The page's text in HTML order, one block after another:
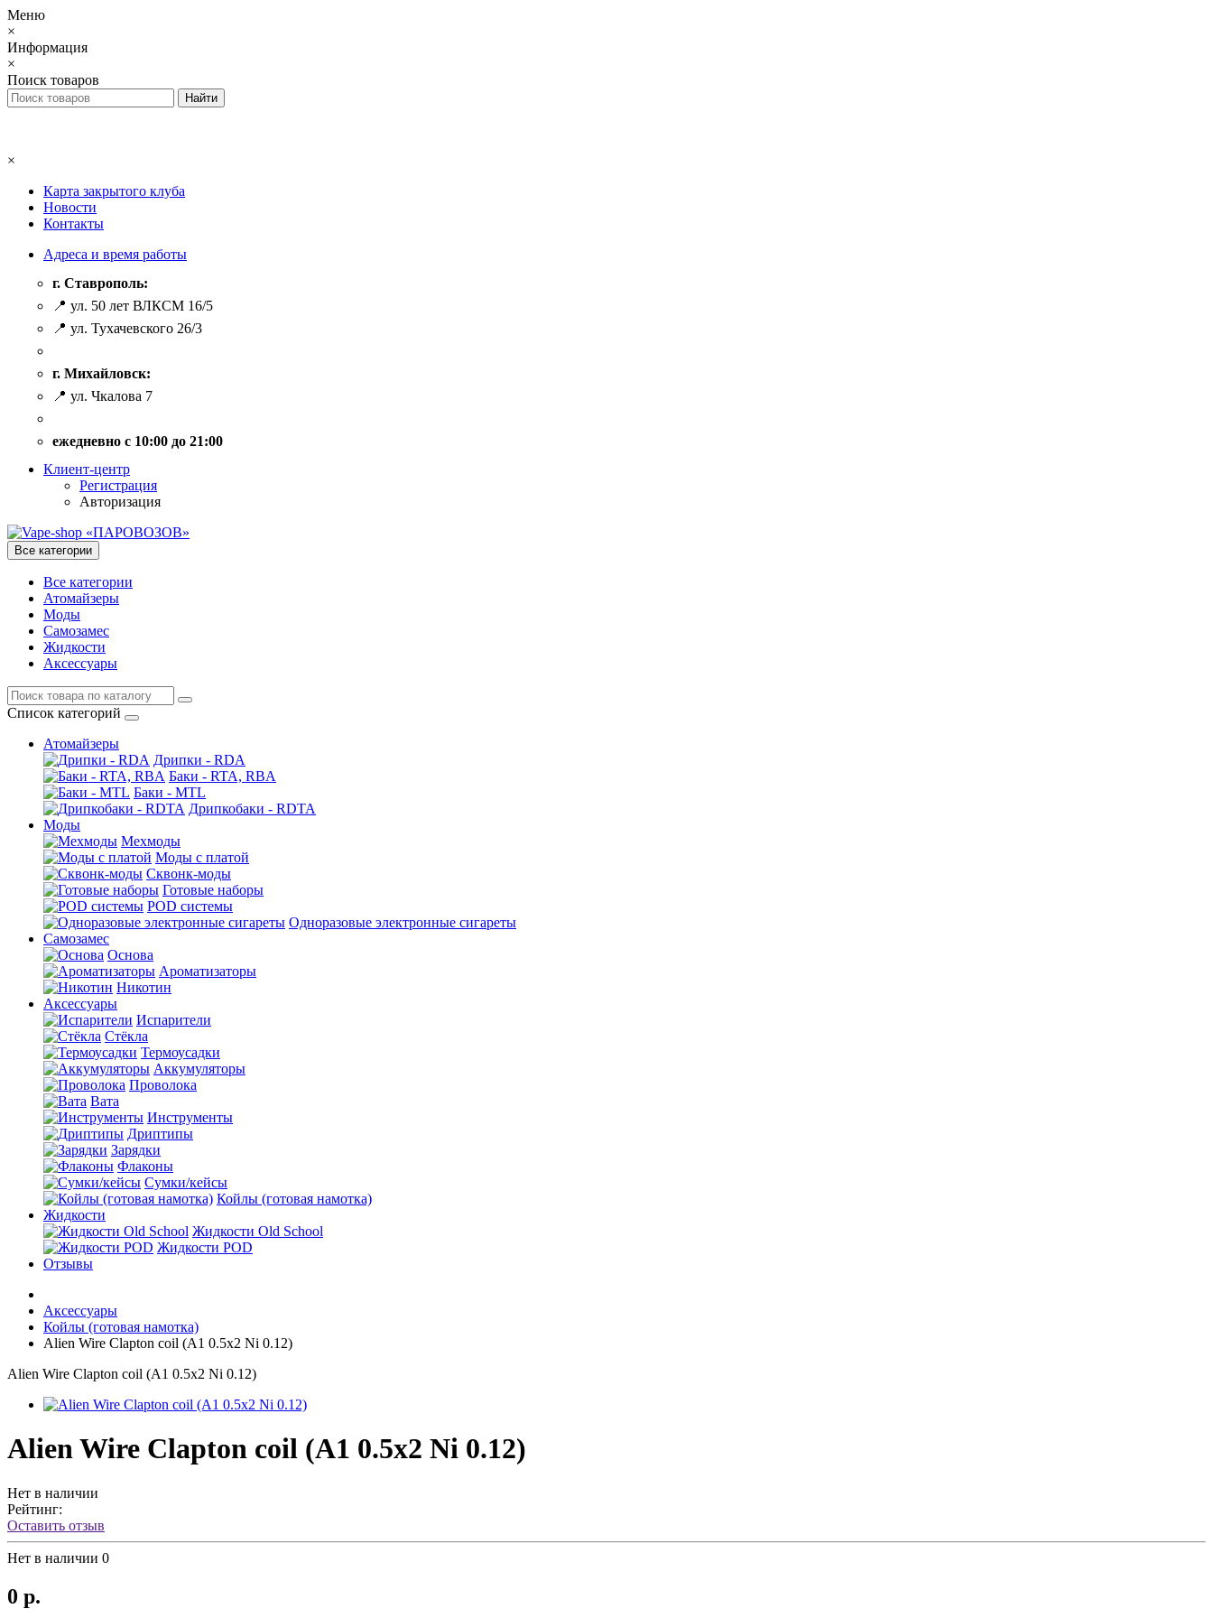
Меню
×
Информация
×
Поиск товаров
×
Карта закрытого клуба
Новости
Контакты
Адреса и время работы
г. Ставрополь:
📍 ул. 50 лет ВЛКСМ 16/5
📍 ул. Тухачевского 26/3
г. Михайловск:
📍 ул. Чкалова 7
ежедневно с 10:00 до 21:00
Клиент-центр
Регистрация
Авторизация
Все категории
Все категории
Атомайзеры
Моды
Самозамес
Жидкости
Аксессуары
Список категорий
Атомайзеры
Дрипки - RDA
Баки - RTA, RBA
Баки - MTL
Дрипкобаки - RDTA
Моды
Мехмоды
Моды с платой
Сквонк-моды
Готовые наборы
POD системы
Одноразовые электронные сигареты
Самозамес
Основа
Ароматизаторы
Никотин
Аксессуары
Испарители
Стёкла
Термоусадки
Аккумуляторы
Проволока
Вата
Инструменты
Дриптипы
Зарядки
Флаконы
Сумки/кейсы
Койлы (готовая намотка)
Жидкости
Жидкости Old School
Жидкости POD
Отзывы
Аксессуары
Койлы (готовая намотка)
Alien Wire Clapton coil (A1 0.5x2 Ni 0.12)
Alien Wire Clapton coil (A1 0.5x2 Ni 0.12)
Alien Wire Clapton coil (A1 0.5x2 Ni 0.12)
Нет в наличии
Рейтинг:
Оставить отзыв
Нет в наличии 0
0 р.